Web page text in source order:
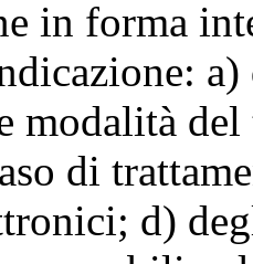
in forma
modalità
di
d)